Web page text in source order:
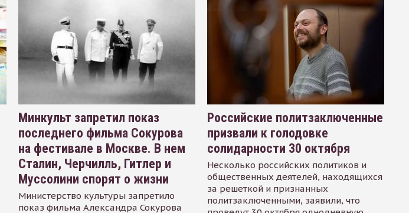
Минкульт запретил показ
последнего фильма Сокурова
на фестивале в Москве. В нем
Сталин, Черчилль, Гитлер и
Муссолини спорят о жизни
Министерство культуры запретило
показ фильма Александра Сокурова
Российские политзаключенные
призвали к голодовке
солидарности 30 октября
Несколько российских политиков и
общественных деятелей, находящихся
за решеткой и признанных
политзаключенными, заявили, что